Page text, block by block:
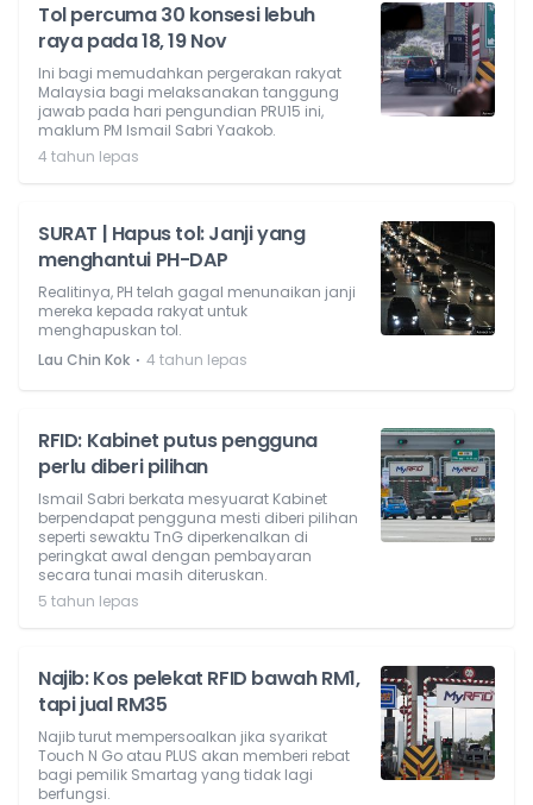
Tol percuma 30 konsesi lebuh
raya pada 18, 19 Nov
Ini bagi memudahkan pergerakan rakyat
Malaysia bagi melaksanakan tanggung
jawab pada hari pengundian PRU15 ini,
maklum PM Ismail Sabri Yaakob.
4 tahun lepas
SURAT | Hapus tol: Janji yang
menghantui PH-DAP
Realitinya, PH telah gagal menunaikan janji
mereka kepada rakyat untuk
menghapuskan tol.
Lau Chin Kok ⋅ 4 tahun lepas
RFID: Kabinet putus pengguna
perlu diberi pilihan
Ismail Sabri berkata mesyuarat Kabinet
berpendapat pengguna mesti diberi pilihan
seperti sewaktu TnG diperkenalkan di
peringkat awal dengan pembayaran
secara tunai masih diteruskan.
5 tahun lepas
Najib: Kos pelekat RFID bawah RM1,
tapi jual RM35
Najib turut mempersoalkan jika syarikat
Touch N Go atau PLUS akan memberi rebat
bagi pemilik Smartag yang tidak lagi
berfungsi.